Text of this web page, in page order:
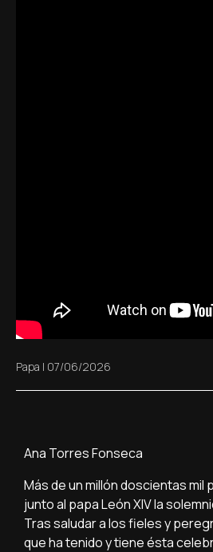
Papa | 07/06/2026
Ana Torres Fonseca
Más de un millón doscientas
junto al papa León XIV la
Tras saludar a los fieles y
que ha tenido y tiene ésta